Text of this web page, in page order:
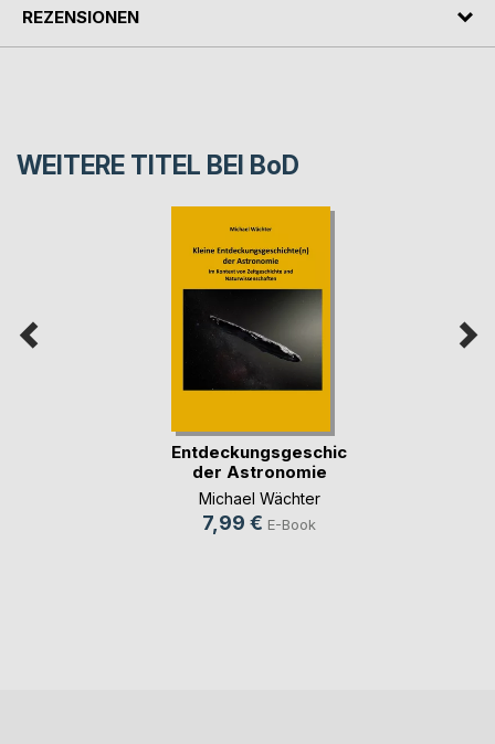
REZENSIONEN
WEITERE TITEL BEI BoD
Entdeckungsgeschichte(n)
der Astronomie
Michael Wächter
7,99 € E-Book